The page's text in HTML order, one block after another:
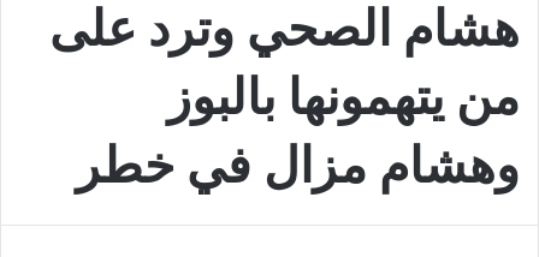
هشام الصحي وترد على
من يتهمونها بالبوز
وهشام مزال في خطر